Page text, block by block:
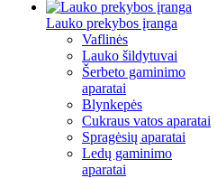
Lauko prekybos įranga
Vaflinės
Lauko šildytuvai
Šerbeto gaminimo
aparatai
Blynkepės
Cukraus vatos aparatai
Spragėsių aparatai
Ledų gaminimo
aparatai